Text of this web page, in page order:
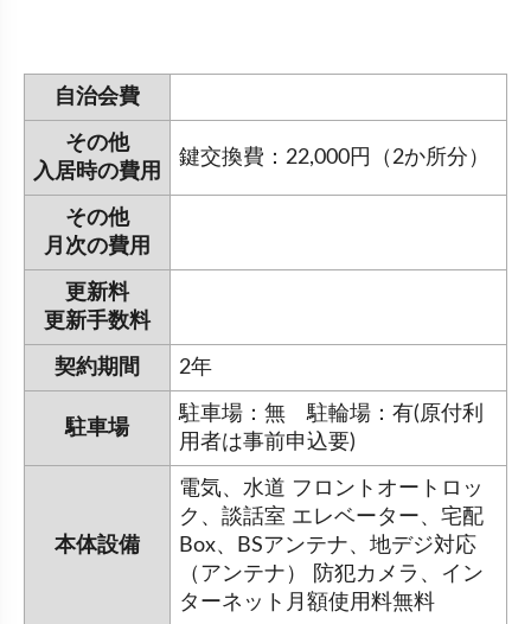
自治会費
その他
入居時の費用
鍵交換費：22,000円（2か所分）
その他
月次の費用
更新料
更新手数料
契約期間 2年
駐車場
駐車場：無 駐輪場：有(原付利
用者は事前申込要)
本体設備
電気、水道 フロントオートロッ
ク、談話室 エレベーター、宅配
Box、BSアンテナ、地デジ対応
（アンテナ） 防犯カメラ、イン
ターネット月額使用料無料